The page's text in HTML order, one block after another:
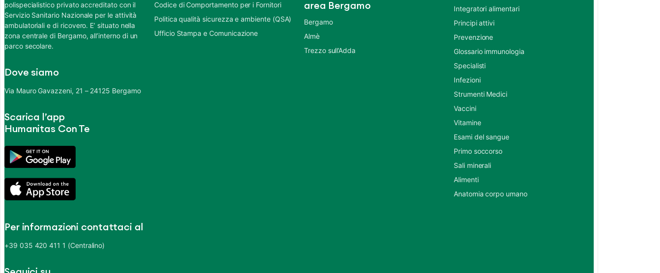
polispecialistico privato accreditato con il
Servizio Sanitario Nazionale per le attività
ambulatoriali e di ricovero. E’ situato nella
zona centrale di Bergamo, all’interno di un
parco secolare.
Dove siamo
Via Mauro Gavazzeni, 21 – 24125 Bergamo
Scarica l’app
Humanitas Con Te
Per informazioni contattaci al
+39 035 420 411 1 (Centralino)
Codice di Comportamento per i Fornitori
Politica qualità sicurezza e ambiente (QSA)
Ufficio Stampa e Comunicazione
area Bergamo
Bergamo
Almè
Trezzo sull’Adda
Integratori alimentari
Principi attivi
Prevenzione
Glossario immunologia
Specialisti
Infezioni
Strumenti Medici
Vaccini
Vitamine
Esami del sangue
Primo soccorso
Sali minerali
Alimenti
Anatomia corpo umano